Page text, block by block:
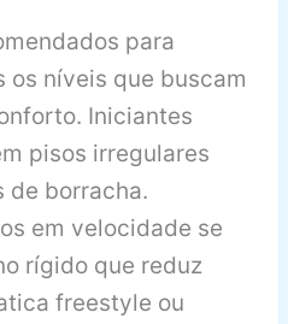
para
os níveis que buscam
Iniciantes
pisos irregulares
de borracha.
em velocidade se
rígido que reduz
freestyle ou